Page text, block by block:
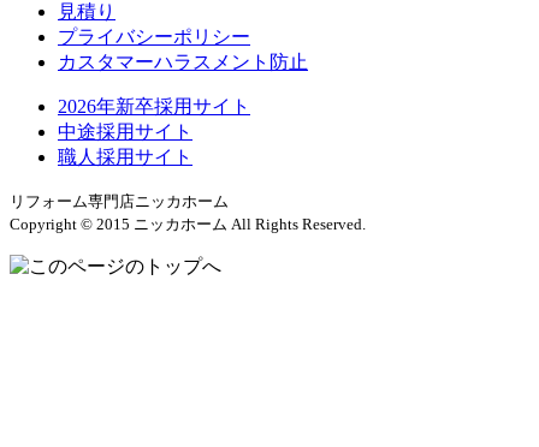
見積り
プライバシーポリシー
カスタマーハラスメント防止
2026年新卒採用サイト
中途採用サイト
職人採用サイト
リフォーム専門店ニッカホーム
Copyright © 2015 ニッカホーム All Rights Reserved.